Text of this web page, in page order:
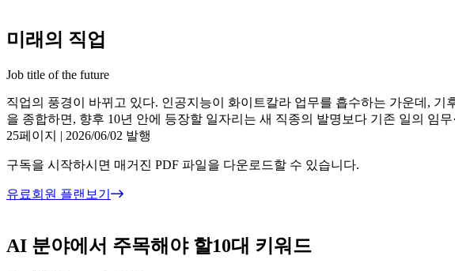
미래의 직업
Job title of the future
직업의 풍경이 바뀌고 있다. 인공지능이 화이트칼라 업무를 흡수하는 가운데,
을 종합하면, 향후 10년 안에 등장할 일자리는 새 직종의 발명보다 기존 일의 임
25페이지
| 2026/06/02 발행
구독을 시작하시면 매거진 PDF 파일을 다운로드할 수 있습니다.
유료회원 플랜보기
AI 분야에서 주목해야 할10대 키워드